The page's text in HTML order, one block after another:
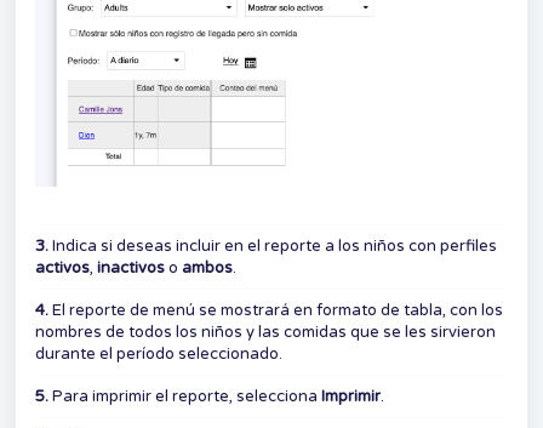
3.Indica si deseas incluir en el reporte a los niños con perfiles
activos, inactivoso ambos.
4.El reporte de menú se mostrará en formato de tabla, con los
nombres de todos los niños y las comidas que se les sirvieron
durante el período seleccionado.
5.Para imprimir el reporte, selecciona Imprimir.